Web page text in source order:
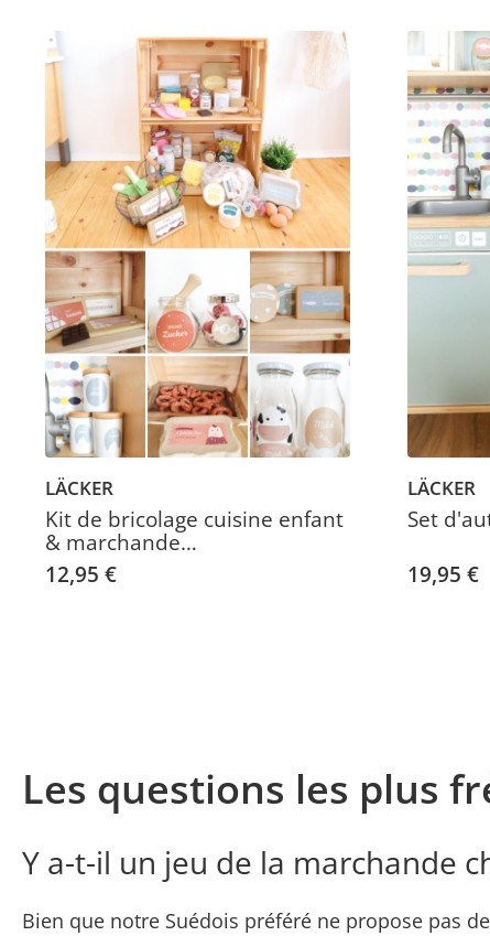
LÄCKER
Kit de bricolage cuisine enfant
& marchande
(téléchargement PDF)
12,95 €
LÄCKER
Set
19,95 €
Les questions les plus
Y a-t-il un jeu de la marchande
Bien que notre Suédois préféré ne propose pas